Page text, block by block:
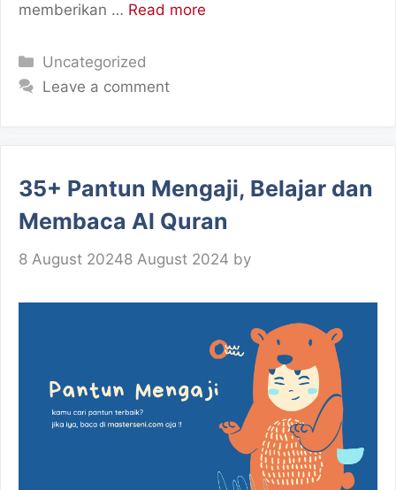
memberikan … Read more
Categories
Uncategorized
Leave a comment
35+ Pantun Mengaji, Belajar dan
Membaca Al Quran
8 August 20248 August 2024 by